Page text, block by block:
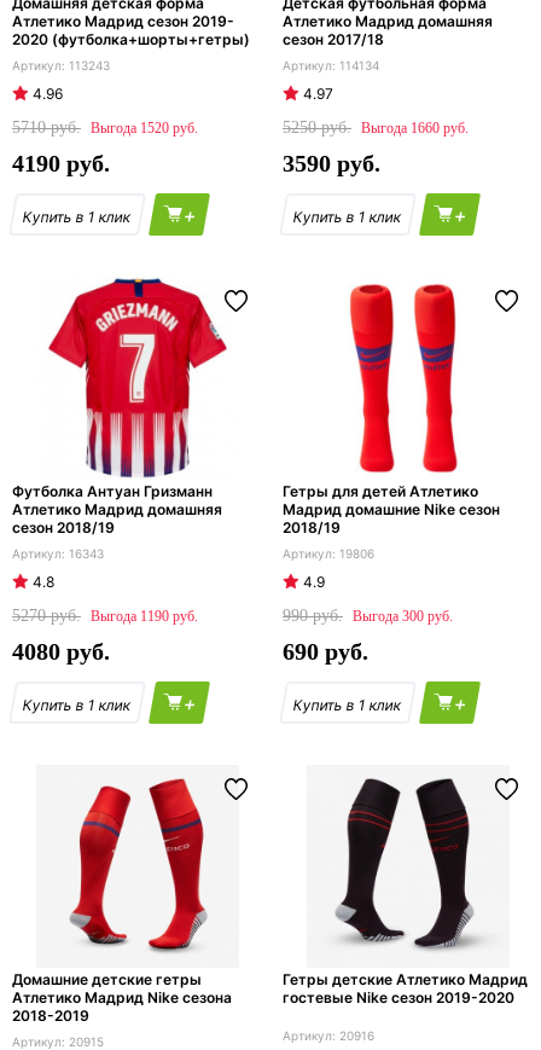
Атлетико Мадрид сезон 2019-
2020 (футболка+шорты+гетры)
113243
4.96
5710
1520
4190
+
Атлетико Мадрид домашняя
сезон 2017/18
114134
4.97
5250
1660
3590
+
Футболка Антуан Гризманн
Атлетико Мадрид домашняя
сезон 2018/19
16343
4.8
5270
1190
4080
+
Гетры для детей Атлетико
Мадрид домашние Nike сезон
2018/19
19806
4.9
990
300
690
+
Домашние детские гетры
Атлетико Мадрид Nike сезона
2018-2019
20915
Гетры детские Атлетико Мадрид
гостевые Nike сезон 2019-2020
20916